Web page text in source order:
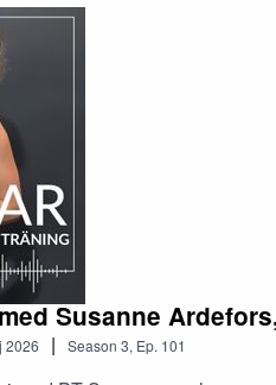
Susanne
2026 | Season 3, Ep. 101